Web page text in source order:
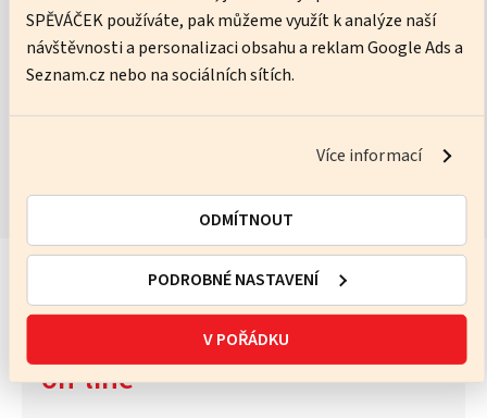
SPĚVÁČEK používáte, pak můžeme využít k analýze naší
návštěvnosti a personalizaci obsahu a reklam Google Ads a
Seznam.cz nebo na sociálních sítích.
Více informací
V POŘÁDKU
PODROBNÉ NASTAVENÍ
ODMÍTNOUT
No pressure, just practice – I’ll help you get better every lesson.
ZOBRAZIT KURZY
Vyzkoušejte Katalog lektorů
on-line